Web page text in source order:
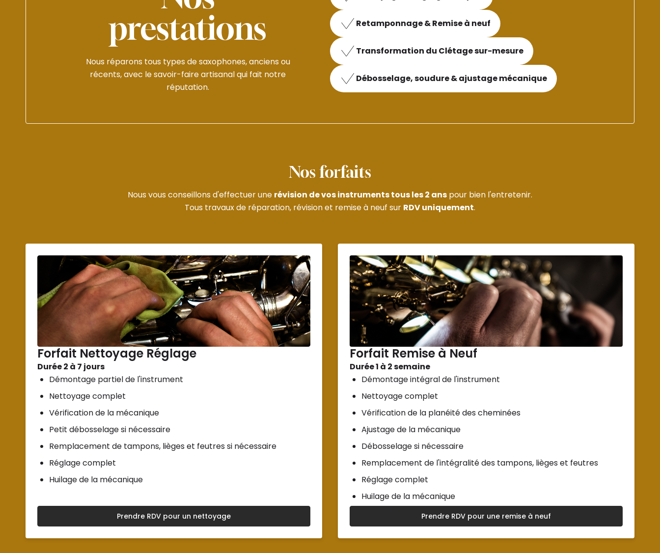
prestations
Nous réparons tous types de saxophones, anciens ou
récents, avec le savoir-faire artisanal qui fait notre
réputation.
Retamponnage & Remise à neuf
Transformation du Clétage sur-mesure
Débosselage, soudure & ajustage mécanique
Nos forfaits
Nous vous conseillons d'effectuer une révision de vos instruments tous les 2 ans pour bien l'entretenir.
Tous travaux de réparation, révision et remise à neuf sur RDV uniquement.
Forfait Nettoyage Réglage
Durée 2 à 7 jours
Démontage partiel de l'instrument
Nettoyage complet
Vérification de la mécanique
Petit débosselage si nécessaire
Remplacement de tampons, lièges et feutres si nécessaire
Réglage complet
Huilage de la mécanique
Prendre RDV pour un nettoyage
Forfait Remise à Neuf
Durée 1 à 2 semaine
Démontage intégral de l'instrument
Nettoyage complet
Vérification de la planéité des cheminées
Ajustage de la mécanique
Débosselage si nécessaire
Remplacement de l'intégralité des tampons, lièges et feutres
Réglage complet
Huilage de la mécanique
Prendre RDV pour une remise à neuf